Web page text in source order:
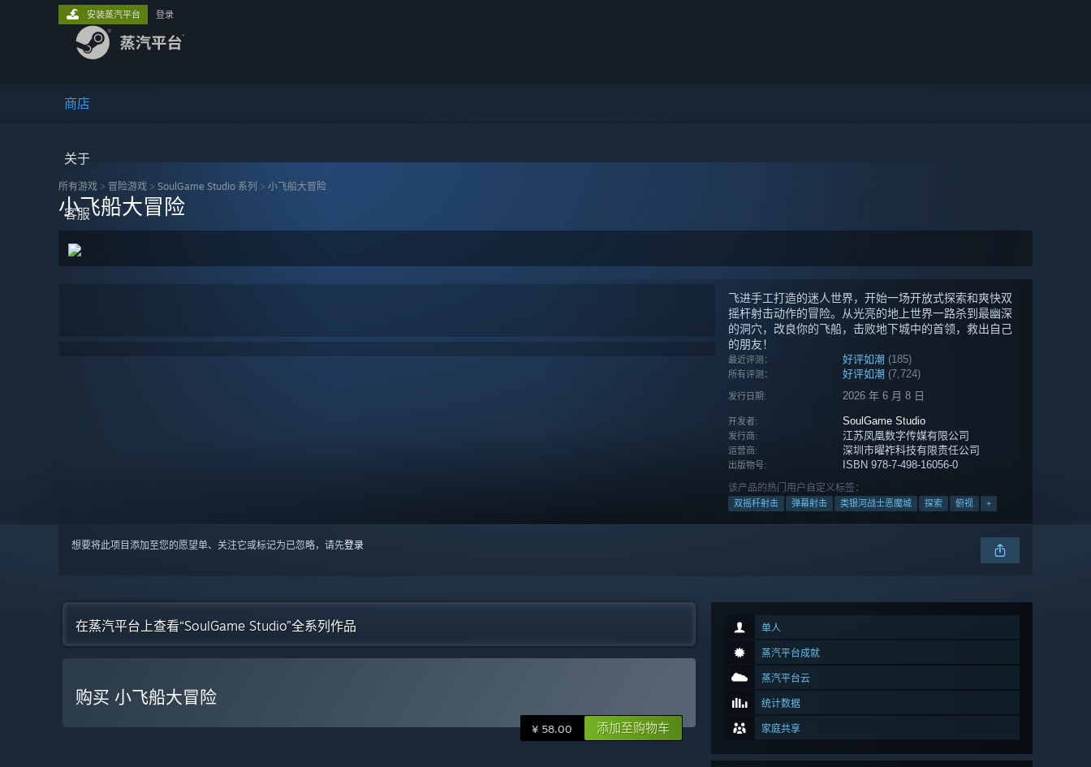
商店
关于
客服
安装蒸汽平台 登录
所有游戏 > 冒险‎游戏 > SoulGame Studio 系列 > 小飞船大冒险
小飞船大冒险
飞进手工打造的迷人世界，开始一场开放式探索和爽快双
摇杆射击动作的冒险。从光亮的地上世界一路杀到最幽深
的洞穴，改良你的飞船，击败地下城中的首领，救出自己
的朋友！
最近评测： 好评如潮 (185)
所有评测： 好评如潮 (7,724)
发行日期: 2026 年 6 月 8 日
开发者: SoulGame Studio
发行商: 江苏凤凰数字传媒有限公司
运营商: 深圳市曜祚科技有限责任公司
出版物号: ISBN 978-7-498-16056-0
该产品的热门用户自定义标签：
双摇杆射击 弹幕射击 类银河战士恶魔城 探索 俯视 +
想要将此项目添加至您的愿望单、关注它或标记为已忽略，请先登录
单人
蒸汽平台成就
蒸汽平台云
统计数据
家庭共享
在蒸汽平台上查看“SoulGame Studio”全系列作品
购买 小飞船大冒险
¥ 58.00 添加至购物车